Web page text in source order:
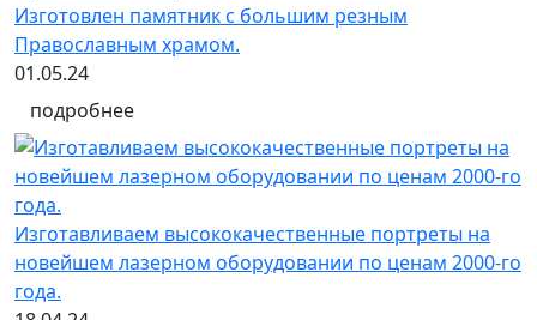
Изготовлен памятник с большим резным
Православным храмом.
01.05.24
подробнее
Изготавливаем высококачественные портреты на
новейшем лазерном оборудовании по ценам 2000-го
года.